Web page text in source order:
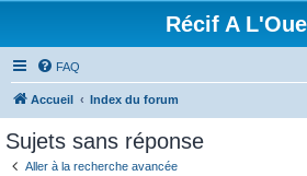
Récif A
FAQ
Accueil Index du forum
Sujets sans réponse
Aller à la recherche avancée